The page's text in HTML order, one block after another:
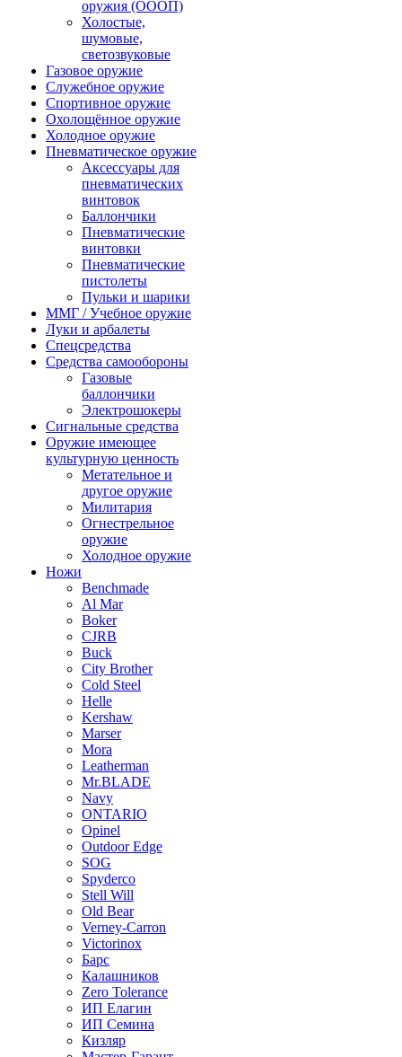
оружия (ОООП)
Холостые,
шумовые,
светозвуковые
Газовое оружие
Служебное оружие
Спортивное оружие
Охолощённое оружие
Холодное оружие
Пневматическое оружие
Аксессуары для
пневматических
винтовок
Баллончики
Пневматические
винтовки
Пневматические
пистолеты
Пульки и шарики
ММГ / Учебное оружие
Луки и арбалеты
Спецсредства
Средства самообороны
Газовые
баллончики
Электрошокеры
Сигнальные средства
Оружие имеющее
культурную ценность
Метательное и
другое оружие
Милитария
Огнестрельное
оружие
Холодное оружие
Ножи
Benchmade
Al Mar
Boker
CJRB
Buck
City Brother
Cold Steel
Helle
Kershaw
Marser
Mora
Leatherman
Mr.BLADE
Navy
ONTARIO
Opinel
Outdoor Edge
SOG
Spyderco
Stell Will
Old Bear
Verney-Carron
Victorinox
Барс
Калашников
Zero Tolerance
ИП Елагин
ИП Семина
Кизляр